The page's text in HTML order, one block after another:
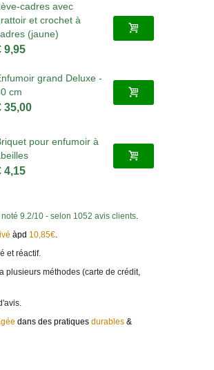
cadres avec
et crochet à
(jaune)
9,95
grand Deluxe -
cm
35,00
pour enfumoir à
4,15
9.2/10 - selon 1052 avis clients.
àpd 10,85€.
et réactif.
plusieurs méthodes (carte de crédit,
dans des pratiques durables&